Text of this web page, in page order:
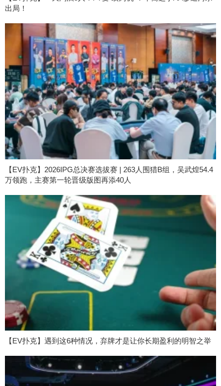
出局！
【EV扑克】2026IPG总决赛选拔赛 | 263人围猎B组，吴武煌54.4
万领跑，主赛第一轮晋级版图再添40人
【EV扑克】遇到这6种情况，弃牌才是让你长期盈利的明智之举